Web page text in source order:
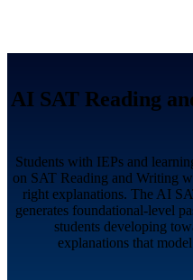
AI SAT Reading
Students with IEPs and
on SAT Reading and Writing
right explanations. The AI
generates foundational-level
students developing
explanations that